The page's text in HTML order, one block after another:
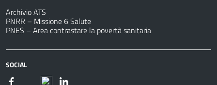
Archivio ATS
PNRR – Missione 6 Salute
PNES – Area contrastare la povertà sanitaria
SOCIAL